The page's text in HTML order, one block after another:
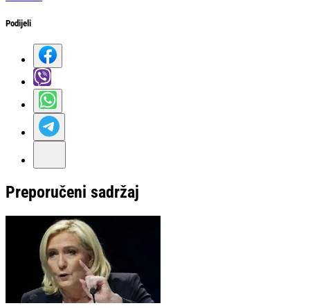
Podijeli
Preporučeni sadržaj